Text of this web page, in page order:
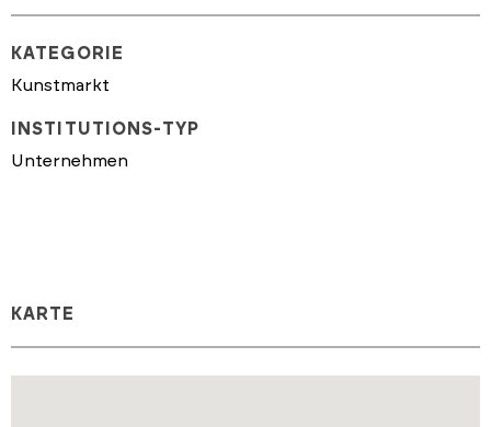
KATEGORIE
Kunstmarkt
INSTITUTIONS-TYP
Unternehmen
KARTE